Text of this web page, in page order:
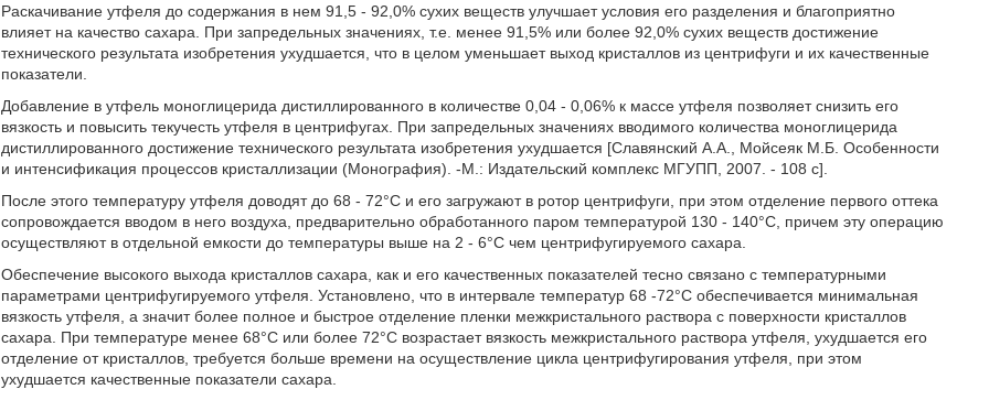
Раскачивание утфеля до содержания в нем 91,5 - 92,0% сухих веществ улучшает условия его разделения и благоприятно
влияет на качество сахара. При запредельных значениях, т.е. менее 91,5% или более 92,0% сухих веществ достижение
технического результата изобретения ухудшается, что в целом уменьшает выход кристаллов из центрифуги и их качественные
показатели.
Добавление в утфель моноглицерида дистиллированного в количестве 0,04 - 0,06% к массе утфеля позволяет снизить его
вязкость и повысить текучесть утфеля в центрифугах. При запредельных значениях вводимого количества моноглицерида
дистиллированного достижение технического результата изобретения ухудшается [Славянский А.А., Мойсеяк М.Б. Особенности
и интенсификация процессов кристаллизации (Монография). -М.: Издательский комплекс МГУПП, 2007. - 108 с].
После этого температуру утфеля доводят до 68 - 72°С и его загружают в ротор центрифуги, при этом отделение первого оттека
сопровождается вводом в него воздуха, предварительно обработанного паром температурой 130 - 140°С, причем эту операцию
осуществляют в отдельной емкости до температуры выше на 2 - 6°С чем центрифугируемого сахара.
Обеспечение высокого выхода кристаллов сахара, как и его качественных показателей тесно связано с температурными
параметрами центрифугируемого утфеля. Установлено, что в интервале температур 68 -72°С обеспечивается минимальная
вязкость утфеля, а значит более полное и быстрое отделение пленки межкристального раствора с поверхности кристаллов
сахара. При температуре менее 68°С или более 72°С возрастает вязкость межкристального раствора утфеля, ухудшается его
отделение от кристаллов, требуется больше времени на осуществление цикла центрифугирования утфеля, при этом
ухудшается качественные показатели сахара.